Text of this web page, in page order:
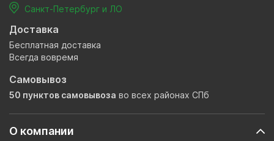
О компании
Санкт-Петербург и ЛО
Доставка
Бесплатная доставка
Всегда вовремя
Самовывоз
50 пунктов самовывоза во всех районах СПб